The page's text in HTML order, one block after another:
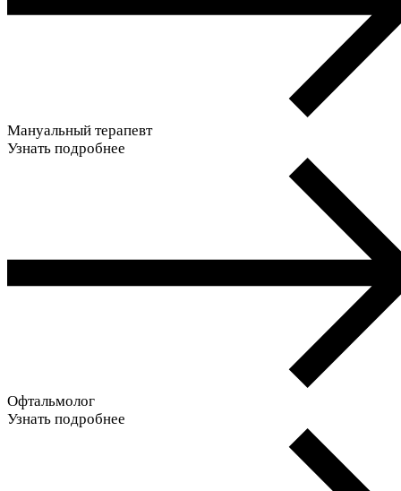
Мануальный терапевт
Узнать подробнее
Офтальмолог
Узнать подробнее